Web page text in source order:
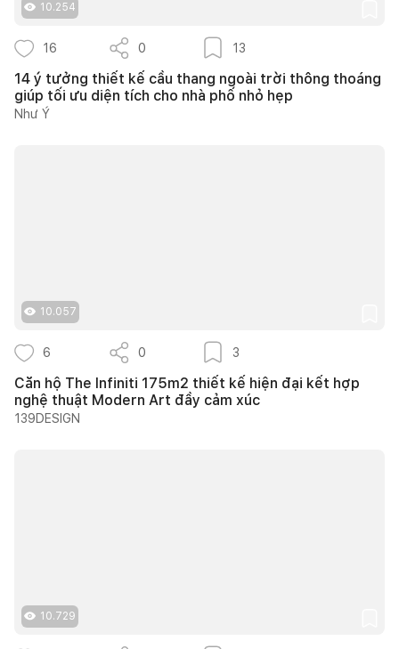
10.254
16 0 13
14 ý tưởng thiết kế cầu thang ngoài trời thông thoáng
giúp tối ưu diện tích cho nhà phố nhỏ hẹp
Như Ý
10.057
6 0 3
Căn hộ The Infiniti 175m2 thiết kế hiện đại kết hợp
nghệ thuật Modern Art đầy cảm xúc
139DESIGN
10.729